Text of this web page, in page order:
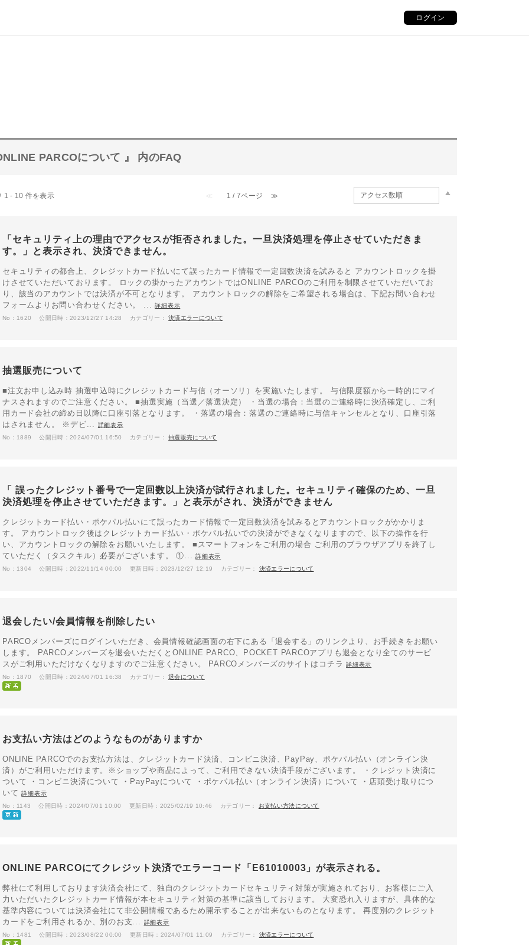
ログイン
PARCOについて 』 内のFAQ
1 - 10 件を表示 ≪ 1 / 7ページ ≫
「セキュリティ上の理由でアクセスが拒否されました。一旦決済処理を停止させていただきま
す。」と表示され、決済できません。
セキュリティの都合上、クレジットカード払いにて誤ったカード情報で一定回数決済を試みると アカウントロックを掛
けさせていただいております。 ロックの掛かったアカウントではONLINE PARCOのご利用を制限させていただいてお
り、該当のアカウントでは決済が不可となります。 アカウントロックの解除をご希望される場合は、下記お問い合わせ
フォームよりお問い合わせください。 ...詳細表示
No：1620
公開日時：2023/12/27 14:28 カテゴリー：決済エラーについて
抽選販売について
■注文お申し込み時 抽選申込時にクレジットカード与信（オーソリ）を実施いたします。 与信限度額から一時的にマイ
ナスされますのでご注意ください。 ■抽選実施（当選／落選決定） ・当選の場合：当選のご連絡時に決済確定し、ご利
用カード会社の締め日以降に口座引落となります。 ・落選の場合：落選のご連絡時に与信キャンセルとなり、口座引落
はされません。 ※デビ...
詳細表示
No：1889
公開日時：2024/07/01 16:50 カテゴリー：抽選販売について
「 誤ったクレジット番号で一定回数以上決済が試行されました。セキュリティ確保のため、一旦
決済処理を停止させていただきます。」と表示がされ、決済ができません
クレジットカード払い・ポケパル払いにて誤ったカード情報で一定回数決済を試みるとアカウントロックがかかりま
す。 アカウントロック後はクレジットカード払い・ポケパル払いでの決済ができなくなりますので、以下の操作を行
い、アカウントロックの解除をお願いいたします。 ■スマートフォンをご利用の場合 ご利用のブラウザアプリを終了し
ていただく（タスクキル）必要がございます。 ①...詳細表示
No：1304
公開日時：2022/11/14 00:00 更新日時：2023/12/27 12:19 カテゴリー： 決済エラーについて
退会したい/会員情報を削除したい
PARCOメンバーズにログインいただき、会員情報確認画面の右下にある「退会する」のリンクより、お手続きをお願い
します。 PARCOメンバーズを退会いただくとONLINE PARCO、POCKET PARCOアプリも退会となり全てのサービ
スがご利用いただけなくなりますのでご注意ください。 PARCOメンバーズのサイトはコチラ詳細表示
No：1870
公開日時：2024/07/01 16:38 カテゴリー：退会について
お支払い方法はどのようなものがありますか
ONLINE PARCOでのお支払方法は、クレジットカード決済、コンビニ決済、PayPay、ポケパル払い（オンライン決
済）がご利用いただけます。※ショップや商品によって、ご利用できない決済手段がございます。 ・クレジット決済に
ついて ・コンビニ決済について ・PayPayについて ・ポケパル払い（オンライン決済）について ・店頭受け取りにつ
いて詳細表示
No：1143
公開日時：2024/07/01 10:00 更新日時：2025/02/19 10:46 カテゴリー： お支払い方法について
ONLINE PARCOにてクレジット決済でエラーコード「E61010003」が表示される。
弊社にて利用しております決済会社にて、独自のクレジットカードセキュリティ対策が実施されており、お客様にご入
力いただいたクレジットカード情報が本セキュリティ対策の基準に該当しております。 大変恐れ入りますが、具体的な
基準内容については決済会社にて非公開情報であるため開示することが出来ないものとなります。 再度別のクレジット
カードをご利用されるか、別のお支...
詳細表示
No：1481
公開日時：2023/08/22 00:00 更新日時：2024/07/01 11:09 カテゴリー： 決済エラーについて